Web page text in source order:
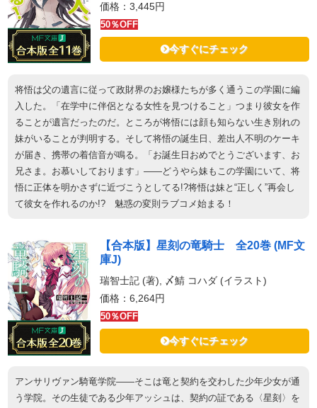
価格：3,445円
50％OFF
今すぐにチェック
将悟は父の遺言に従って政財界のお嬢様たちが多く通うこの学園に編
入した。「在学中に伴侶となる女性を見つけること」つまり彼女を作
ることが遺言だったのだ。ところが将悟には顔も知らない生き別れの
妹がいることが判明する。そして将悟の誕生日、差出人不明のケーキ
が届き、携帯の着信音が鳴る。「お誕生日おめでとうございます、お
兄さま。お慕いしております」――どうやら妹もこの学園にいて、将
悟に正体を明かさずに近づこうとしてる!?将悟は妹と“正しく”再会し
て彼女を作れるのか!? 魅惑の変則ラブコメ始まる！
【合本版】星刻の竜騎士 全20巻 (MF文
庫J)
瑞智士記 (著), 〆鯖 コハダ (イラスト)
価格：6,264円
50％OFF
今すぐにチェック
アンサリヴァン騎竜学院――そこは竜と契約を交わした少年少女が通
う学院。その生徒である少年アッシュは、契約の証である〈星刻〉を